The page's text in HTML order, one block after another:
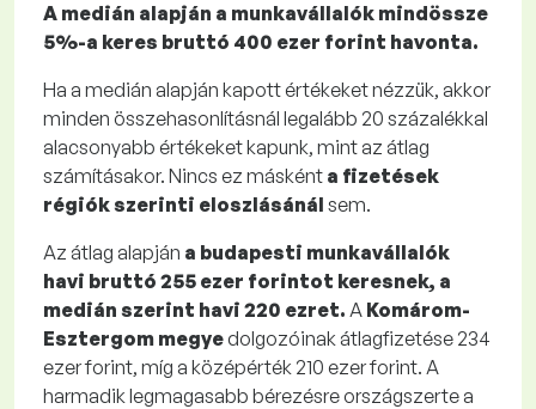
A medián alapján a munkavállalók mindössze
5%-a keres bruttó 400 ezer forint havonta.
Ha a medián alapján kapott értékeket nézzük, akkor
minden összehasonlításnál legalább 20 százalékkal
alacsonyabb értékeket kapunk, mint az átlag
számításakor. Nincs ez másként a fizetések
régiók szerinti eloszlásánál sem.
Az átlag alapján a budapesti munkavállalók
havi bruttó 255 ezer forintot keresnek, a
medián szerint havi 220 ezret. A Komárom-
Esztergom megyedolgozóinak átlagfizetése 234
ezer forint, míg a középérték 210 ezer forint. A
harmadik legmagasabb bérezésre országszerte a